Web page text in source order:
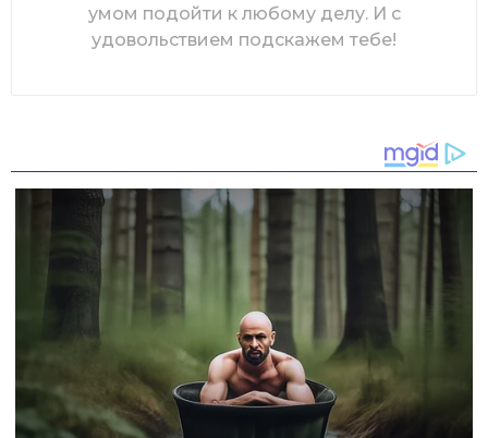
умом подойти к любому делу. И с
удовольствием подскажем тебе!